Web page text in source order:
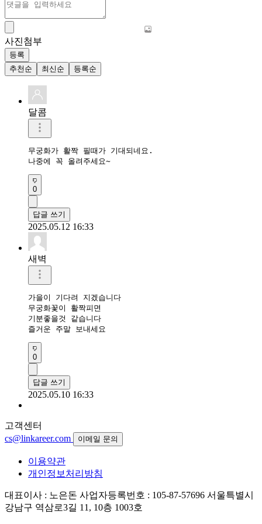
사진첨부
등록
추천순
최신순 등록순
달콤
무궁화가 활짝 필때가 기대되네요.
나중에 꼭 올려주세요~
0
답글 쓰기
2025.05.12 16:33
새벽
가을이 기다려 지겠습니다
무궁화꽃이 활짝피면
기분좋을것 같습니다
즐거운 주말 보내세요
0
답글 쓰기
2025.05.10 16:33
고객센터
cs@linkareer.com
이메일 문의
이용약관
개인정보처리방침
대표이사 : 노은돈 사업자등록번호 : 105-87-57696 서울특별시
강남구 역삼로3길 11, 10층 1003호